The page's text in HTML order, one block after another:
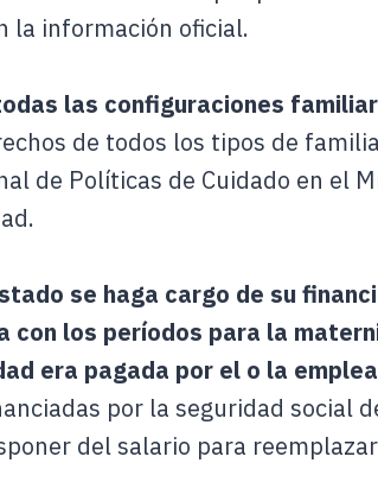
la información oficial.
las configuraciones
de todos los tipos de
de Políticas de Cuidado en el
se haga cargo de su
con los períodos para la
era pagada por el o la
por la seguridad social
del salario para